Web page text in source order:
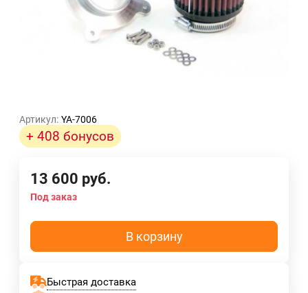
Артикул: YA-7006
+ 408 бонусов
13 600 руб.
Под заказ
В корзину
Быстрая доставка